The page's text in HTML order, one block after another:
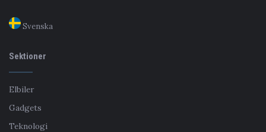
Svenska
Sektioner
Elbiler
Gadgets
Teknologi